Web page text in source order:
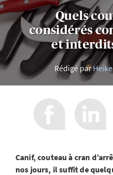
Quels
considérés
et
Rédigé par
Canif, couteau à cran
nos jours, il suffit de